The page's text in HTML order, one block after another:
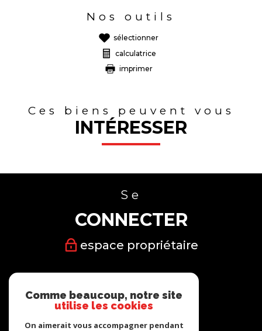
Nos outils
sélectionner
calculatrice
imprimer
Ces biens peuvent vous
INTÉRESSER
Se
CONNECTER
espace propriétaire
SUIVRE
Comme beaucoup, notre site
utilise les cookies
On aimerait vous accompagner pendant